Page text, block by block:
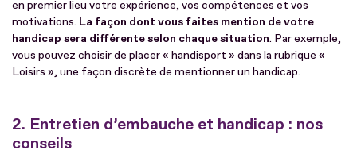
en premier lieu votre expérience, vos compétences et vos
motivations. La façon dont vous faites mention de votre
handicap sera différente selon chaque situation. Par exemple,
vous pouvez choisir de placer « handisport » dans la rubrique «
Loisirs », une façon discrète de mentionner un handicap.
2. Entretien d’embauche et handicap : nos
conseils